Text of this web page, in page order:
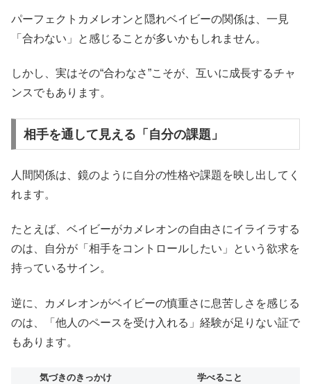
パーフェクトカメレオンと隠れベイビーの関係は、一見
「合わない」と感じることが多いかもしれません。
しかし、実はその“合わなさ”こそが、互いに成長するチャ
ンスでもあります。
相手を通して見える「自分の課題」
人間関係は、鏡のように自分の性格や課題を映し出してく
れます。
たとえば、ベイビーがカメレオンの自由さにイライラする
のは、自分が「相手をコントロールしたい」という欲求を
持っているサイン。
逆に、カメレオンがベイビーの慎重さに息苦しさを感じる
のは、「他人のペースを受け入れる」経験が足りない証で
もあります。
気づきのきっかけ
学べること